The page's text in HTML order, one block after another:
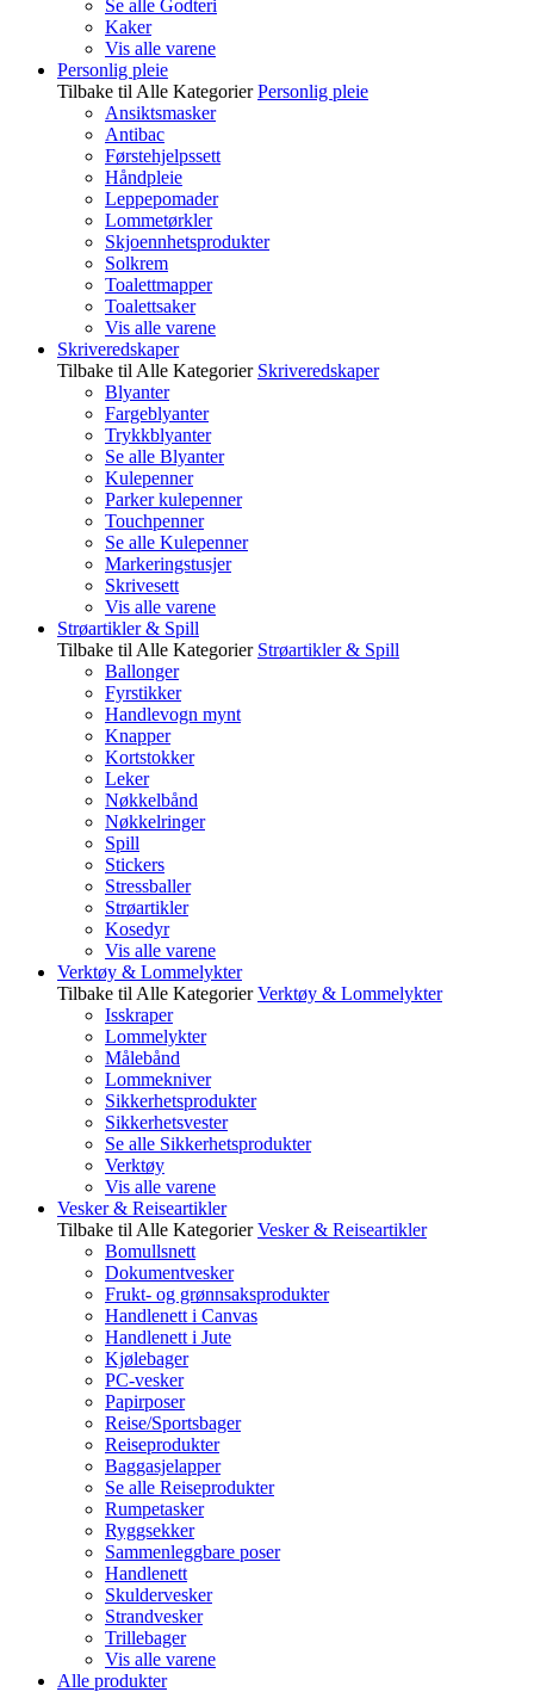
Se alle Godteri
Kaker
Vis alle varene
Personlig pleie
Tilbake til Alle Kategorier Personlig pleie
Ansiktsmasker
Antibac
Førstehjelpssett
Håndpleie
Leppepomader
Lommetørkler
Skjoennhetsprodukter
Solkrem
Toalettmapper
Toalettsaker
Vis alle varene
Skriveredskaper
Tilbake til Alle Kategorier Skriveredskaper
Blyanter
Fargeblyanter
Trykkblyanter
Se alle Blyanter
Kulepenner
Parker kulepenner
Touchpenner
Se alle Kulepenner
Markeringstusjer
Skrivesett
Vis alle varene
Strøartikler & Spill
Tilbake til Alle Kategorier Strøartikler & Spill
Ballonger
Fyrstikker
Handlevogn mynt
Knapper
Kortstokker
Leker
Nøkkelbånd
Nøkkelringer
Spill
Stickers
Stressballer
Strøartikler
Kosedyr
Vis alle varene
Verktøy & Lommelykter
Tilbake til Alle Kategorier Verktøy & Lommelykter
Isskraper
Lommelykter
Målebånd
Lommekniver
Sikkerhetsprodukter
Sikkerhetsvester
Se alle Sikkerhetsprodukter
Verktøy
Vis alle varene
Vesker & Reiseartikler
Tilbake til Alle Kategorier Vesker & Reiseartikler
Bomullsnett
Dokumentvesker
Frukt- og grønnsaksprodukter
Handlenett i Canvas
Handlenett i Jute
Kjølebager
PC-vesker
Papirposer
Reise/Sportsbager
Reiseprodukter
Baggasjelapper
Se alle Reiseprodukter
Rumpetasker
Ryggsekker
Sammenleggbare poser
Handlenett
Skuldervesker
Strandvesker
Trillebager
Vis alle varene
Alle produkter